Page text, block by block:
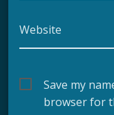
Website
Save my
browser for